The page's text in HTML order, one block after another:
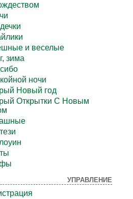
и веселые
зима
ночи
Новый год
Открытки С Новым
УПРАВЛЕНИЕ